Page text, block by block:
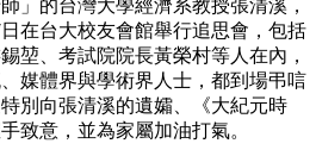
」的台灣大學經濟系教授張清溪，
在台大校友會館舉行追思會，包括
堃、考試院院長黃榮村等人在內，
媒體界與學術界人士，都到場弔唁
別向張清溪的遺孀、《大紀元時
致意，並為家屬加油打氣。